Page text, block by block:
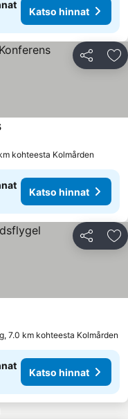
Katso hinnat
Jaa
kohteesta Kolmården
Katso hinnat
Jaa
7.0 km kohteesta Kolmården
Katso hinnat